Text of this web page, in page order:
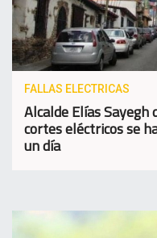
FALLAS ELECTRICAS
Alcalde Elías Sayegh
cortes eléctricos se
un día